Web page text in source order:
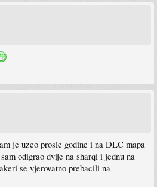
je uzeo prosle godine i na DLC mapa
odigrao dvije na sharqi i jednu na
se vjerovatno prebacili na